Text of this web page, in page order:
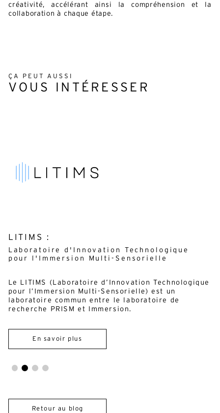
créativité, accélérant ainsi la compréhension et la
collaboration à chaque étape.
ÇA PEUT AUSSI
VOUS INTÉRESSER